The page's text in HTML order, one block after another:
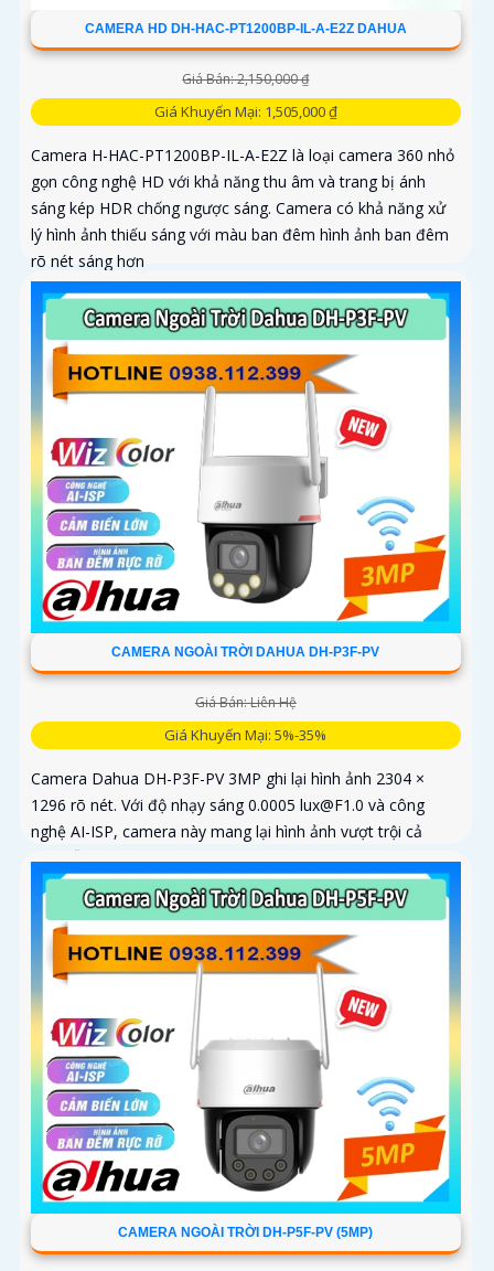
CAMERA HD DH-HAC-PT1200BP-IL-A-E2Z DAHUA
Giá Bán: 2,150,000 ₫
Giá Khuyến Mại: 1,505,000 ₫
Camera H-HAC-PT1200BP-IL-A-E2Z là loại camera 360 nhỏ
gọn công nghệ HD với khả năng thu âm và trang bị ánh
sáng kép HDR chống ngược sáng. Camera có khả năng xử
lý hình ảnh thiếu sáng với màu ban đêm hình ảnh ban đêm
rõ nét sáng hơn
CAMERA NGOÀI TRỜI DAHUA DH-P3F-PV
Giá Bán: Liên Hệ
Giá Khuyến Mại: 5%-35%
Camera Dahua DH-P3F-PV 3MP ghi lại hình ảnh 2304 ×
1296 rõ nét. Với độ nhạy sáng 0.0005 lux@F1.0 và công
nghệ AI-ISP, camera này mang lại hình ảnh vượt trội cả
ngày lẫn đêm
CAMERA NGOÀI TRỜI DH-P5F-PV (5MP)